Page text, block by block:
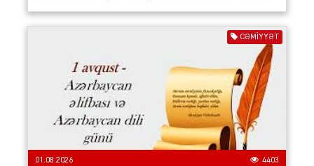
CƏMIYYƏT
01.08.2026 4403